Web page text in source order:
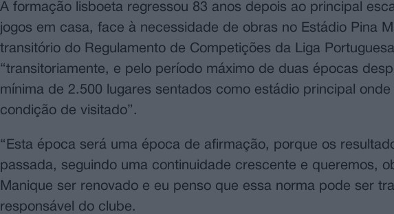
A formação lisboeta regressou 83 anos depois ao principal
jogos em casa, face à necessidade de obras no Estádio Pina
transitório do Regulamento de Competições da Liga
“transitoriamente, e pelo período máximo de duas épocas
mínima de 2.500 lugares sentados como estádio principal
condição de visitado”.
“Esta época será uma época de afirmação, porque os
passada, seguindo uma continuidade crescente e queremos,
Manique ser renovado e eu penso que essa norma pode ser
responsável do clube.